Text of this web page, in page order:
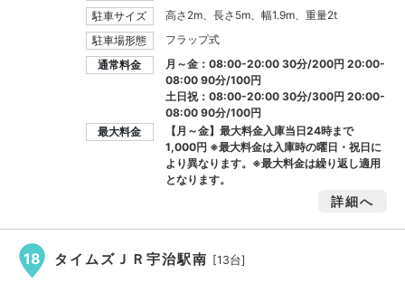
駐車サイズ
高さ2m、長さ5m、幅1.9m、重量2t
駐車場形態
フラップ式
通常料金
月～金：08:00-20:00 30分/200円 20:00-
08:00 90分/100円
土日祝：08:00-20:00 30分/300円 20:00-
08:00 90分/100円
最大料金
【月～金】最大料金入庫当日24時まで
1,000円 ※最大料金は入庫時の曜日・祝日に
より異なります。※最大料金は繰り返し適用
となります。
詳細へ
18 タイムズＪＲ宇治駅南 [13台]